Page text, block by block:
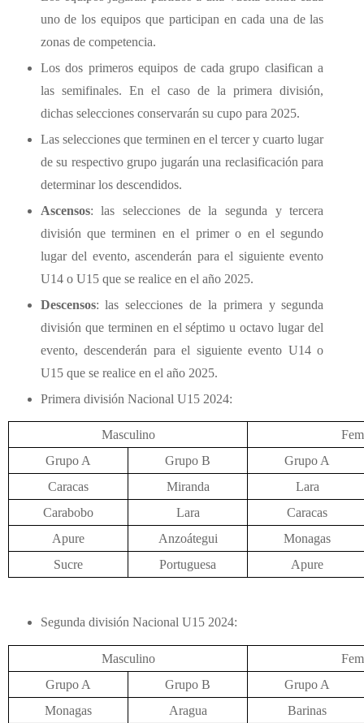
uno de los equipos que participan en cada una de las
zonas de competencia.
Los dos primeros equipos de cada grupo clasifican a
las semifinales. En el caso de la primera división,
dichas selecciones conservarán su cupo para 2025.
Las selecciones que terminen en el tercer y cuarto lugar
de su respectivo grupo jugarán una reclasificación para
determinar los descendidos.
Ascensos: las selecciones de la segunda y tercera
división que terminen en el primer o en el segundo
lugar del evento, ascenderán para el siguiente evento
U14 o U15 que se realice en el año 2025.
Descensos: las selecciones de la primera y segunda
división que terminen en el séptimo u octavo lugar del
evento, descenderán para el siguiente evento U14 o
U15 que se realice en el año 2025.
Primera división Nacional U15 2024:
Masculino
Grupo A
Grupo B
Grupo A
Caracas
Miranda
Lara
Carabobo
Lara
Caracas
Apure
Anzoátegui
Monagas
Sucre
Portuguesa Apure
Segunda división Nacional U15 2024:
Masculino
Grupo A
Grupo B
Grupo A
Monagas
Aragua
Barinas